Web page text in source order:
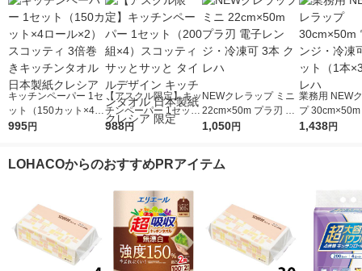
キッチンペーパー 1セ
ット（150カット×4ロ
ール×2） スコッティ
995円
【アスクル限定】キッ
チンペーパー 1セット
（200組×4）スコッテ
タオル 日本製紙クレ
988円
NEWクレラップ ミニ
22cm×50m プラ刃 電
子レンジ・冷凍可 3本
1,050円
業務用 NEW
プ
ンジ・冷凍可
1,438円
LOHACOからのおすすめPRアイテム